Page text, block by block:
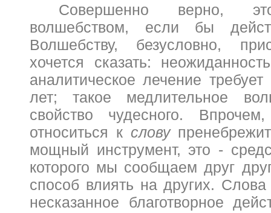
Совершенно верно,
волшебством, если бы
Волшебству, безусловно,
хочется сказать:
аналитическое лечение
лет; такое медлительное
свойство чудесного.
относиться к слову пренебре
мощный инструмент, это -
которого мы сообщаем друг
способ влиять на других. Слова
несказанное благотворное